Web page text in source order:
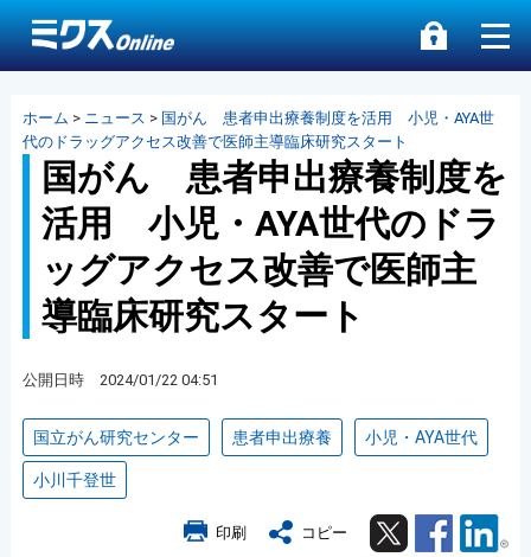
ホーム > ニュース > 国がん 患者申出療養制度を活用 小児・AYA世
代のドラッグアクセス改善で医師主導臨床研究スタート
国がん 患者申出療養制度を
活用 小児・AYA世代のドラ
ッグアクセス改善で医師主
導臨床研究スタート
公開日時 2024/01/22 04:51
国立がん研究センター 患者申出療養 小児・AYA世代
小川千登世
印刷 コピー Twitter Facebook